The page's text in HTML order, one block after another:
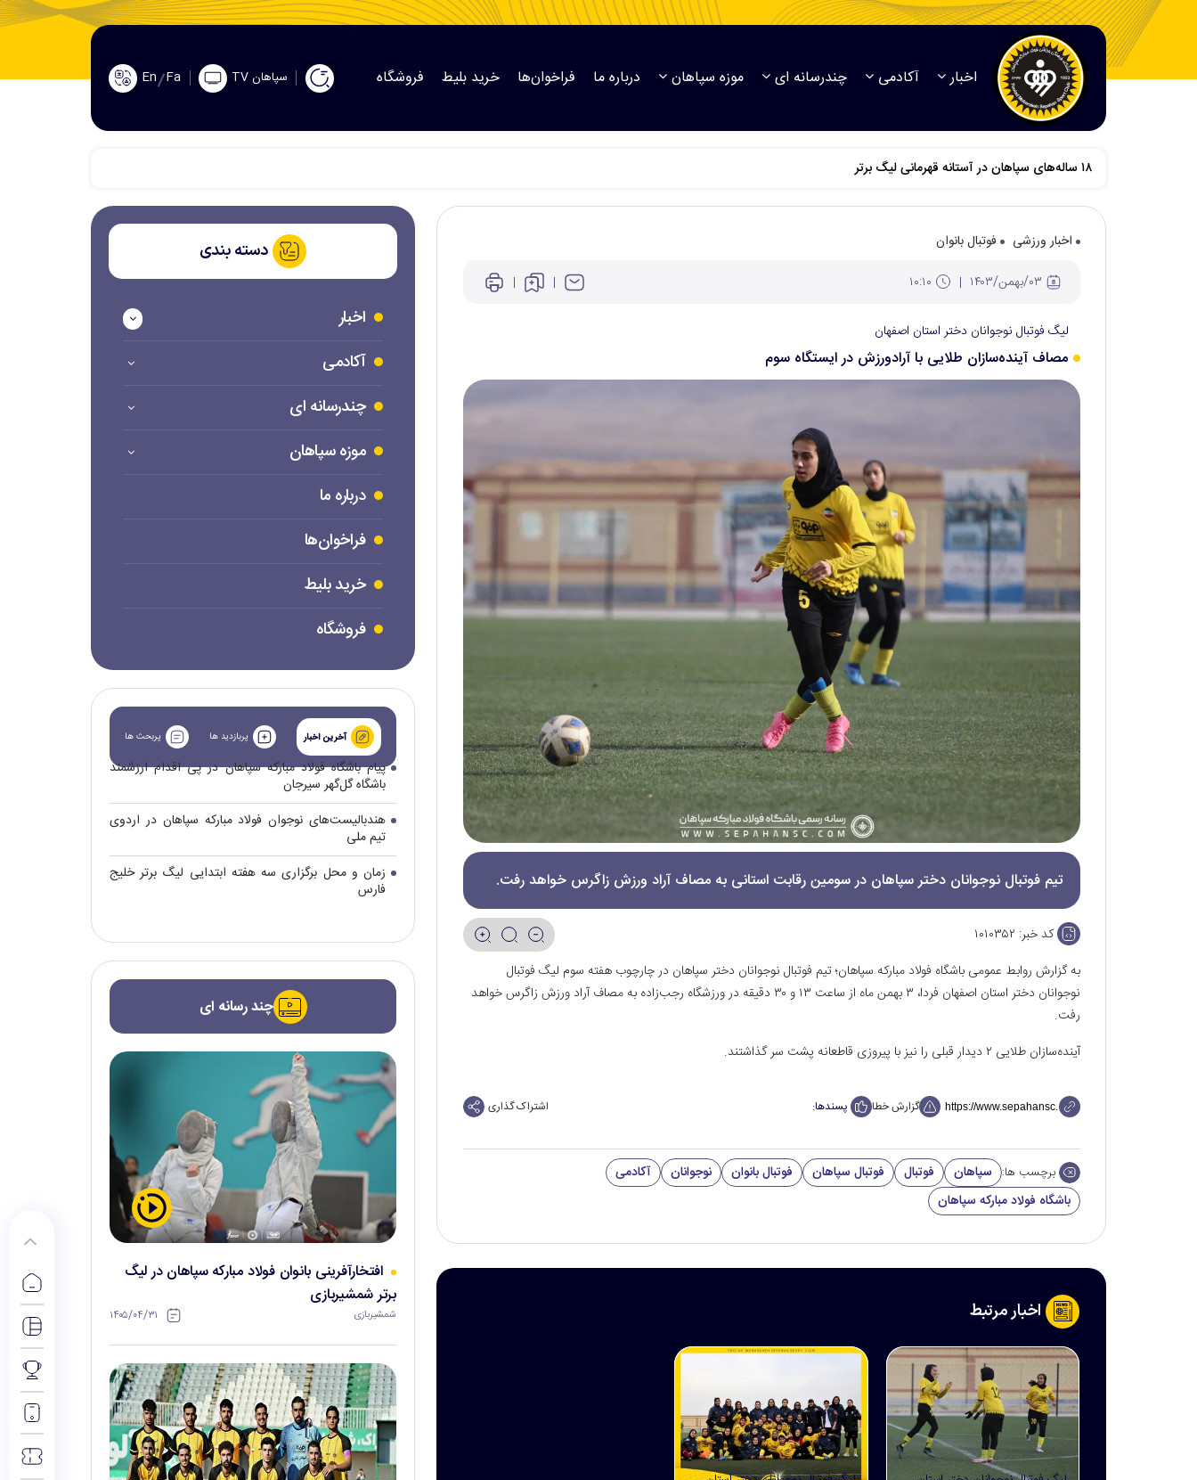
اخبار آکادمی چندرسانه ای موزه سپاهان درباره ما فراخوان‌ها خرید بلیط فروشگاه سپاهان TV Fa
En
اخبار ورزشی
فوتبال بانوان
لیگ فوتبال نوجوانان دختر استان اصفهان
مصاف آینده‌سازان طلایی با آرادورزش در ایستگاه سوم
تیم فوتبال نوجوانان دختر سپاهان در سومین رقابت استانی به مصاف آراد ورزش زاگرس خواهد رفت.
کد خبر: ۱۰۱۰۳۵۲
به گزارش روابط عمومی باشگاه فولاد مبارکه سپاهان؛ تیم فوتبال نوجوانان دختر سپاهان در چارچوب هفته سوم لیگ فوتبال
نوجوانان دختر استان اصفهان فردا، ۳ بهمن ماه از ساعت ۱۳ و ۳۰ دقیقه در ورزشگاه رجب‌زاده به مصاف آراد ورزش زاگرس خواهد
رفت.
آینده‌سازان طلایی ۲ دیدار قبلی را نیز با پیروزی قاطعانه پشت سر گذاشتند.
گزارش خطا پسندها: اشتراک گذاری
برچسب ها: سپاهان فوتبال فوتبال سپاهان فوتبال بانوان نوجوانان
آکادمی
باشگاه فولاد مبارکه سپاهان
اخبار مرتبط
دسته بندی
اخبار
آکادمی
چندرسانه ای
موزه سپاهان
درباره ما
فراخوان‌ها
خرید بلیط
فروشگاه
آخرین اخبار پربازدید ها پربحث ها
پیام باشگاه فولاد مبارکه سپاهان در پی اقدام ارزشمند
باشگاه گل‌گهر سیرجان
هندبالیست‌های نوجوان فولاد مبارکه سپاهان در اردوی
تیم ملی
زمان و محل برگزاری سه هفته ابتدایی لیگ برتر خلیج
فارس
چند رسانه ای
افتخارآفرینی بانوان فولاد مبارکه سپاهان در لیگ
برتر شمشیربازی
شمشیربازی ۱۴۰۵/۰۴/۳۱